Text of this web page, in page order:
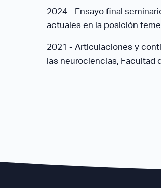
2024 - Ensayo final
actuales en la posición
2021 - Articulaciones y
las neurociencias, Facultad